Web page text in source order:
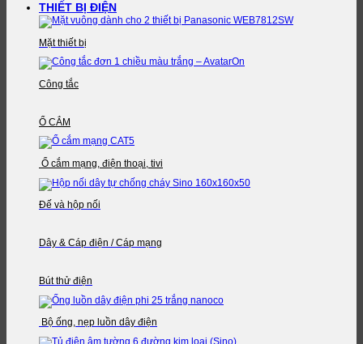
THIẾT BỊ ĐIỆN
Mặt thiết bị
Công tắc
Ổ CẮM
Ổ cắm mạng, điện thoại, tivi
Đế và hộp nối
Dây & Cáp điện / Cáp mạng
Bút thử điện
Bộ ống, nẹp luồn dây điện